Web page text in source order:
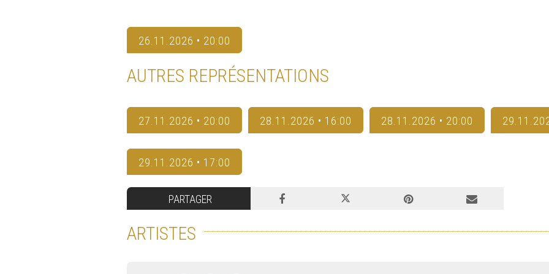
26.11.2026 • 20:00
AUTRES REPRÉSENTATIONS
27.11.2026 • 20:00 28.11.2026 • 16:00 28.11.2026 • 20:00
29.11.2026 • 17:00
PARTAGER
ARTISTES